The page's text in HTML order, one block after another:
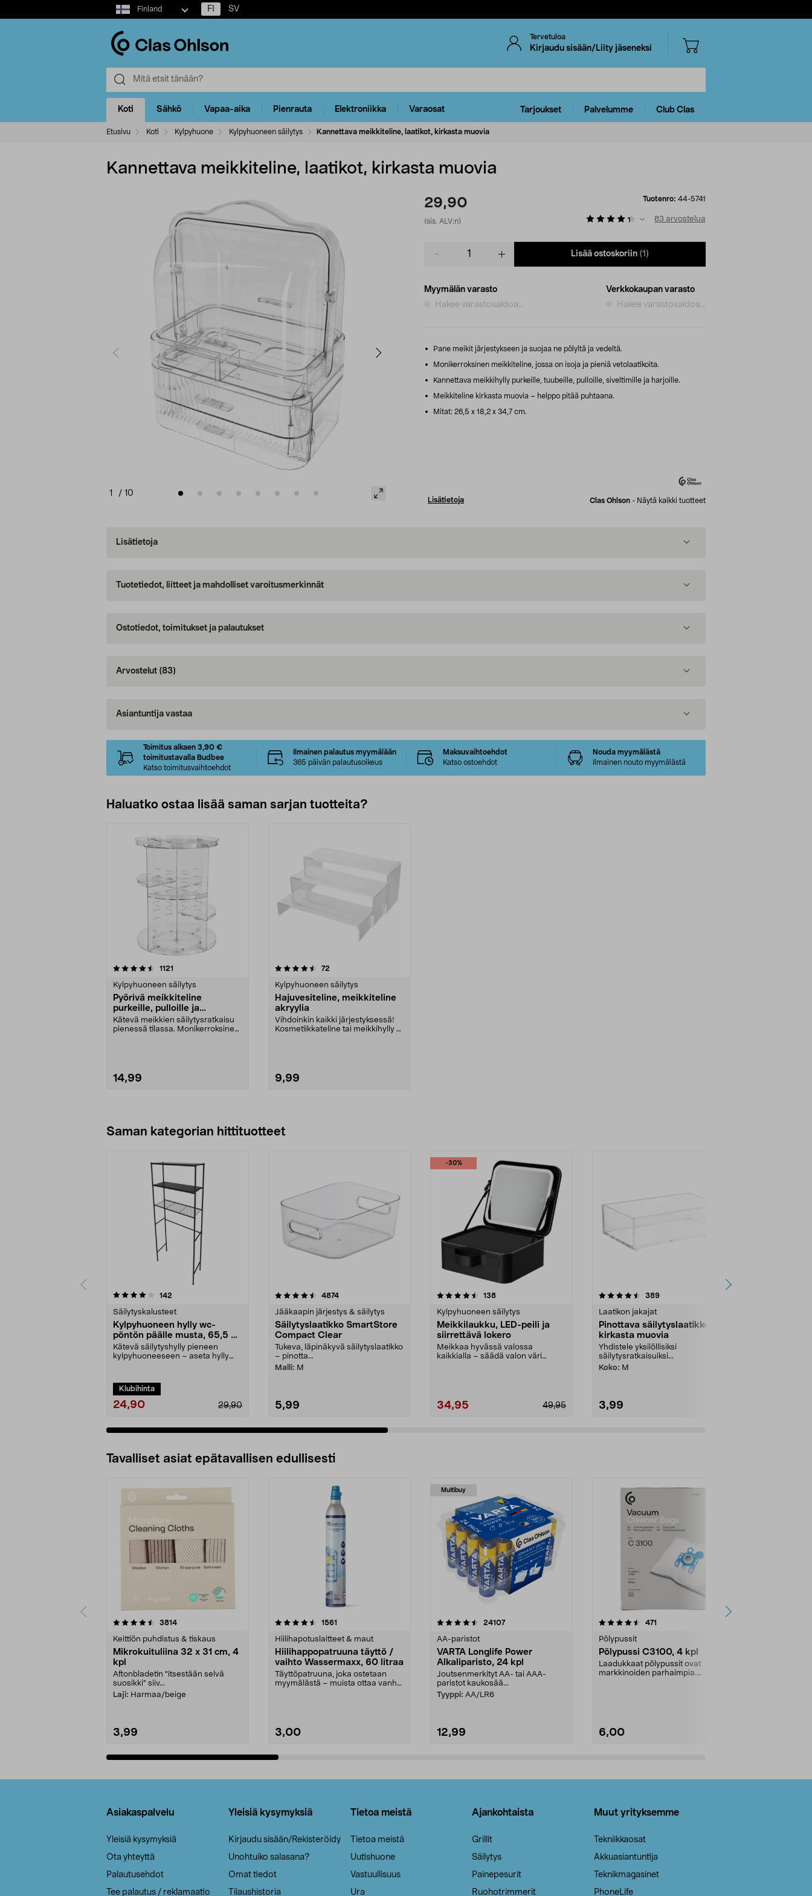
Select
market
Finland FI SV
Tervetuloa
Kirjaudu sisään/Liity jäseneksi
Koti Sähkö Vapaa-aika Pienrauta Elektroniikka Varaosat Tarjoukset Palvelumme Club Clas
Etusivu Koti Kylpyhuone Kylpyhuoneen säilytys Kannettava meikkiteline, laatikot, kirkasta muovia
Kannettava meikkiteline, laatikot, kirkasta muovia
1 / 10
29,90
(sis. ALV:n)
Tuotenro: 44-5741
83 arvostelua
Lisää ostoskoriin (1)
Myymälän varasto
Hakee varastosaldoa...
Verkkokaupan varasto
Hakee varastosaldoa...
Pane meikit järjestykseen ja suojaa ne pölyltä ja vedeltä.
Monikerroksinen meikkiteline, jossa on isoja ja pieniä vetolaatikoita.
Kannettava meikkihylly purkeille, tuubeille, pulloille, siveltimille ja harjoille.
Meikkiteline kirkasta muovia – helppo pitää puhtaana.
Mitat: 26,5 x 18,2 x 34,7 cm.
Lisätietoja Clas Ohlson - Näytä kaikki tuotteet
Lisätietoja
Tuotetiedot, liitteet ja mahdolliset varoitusmerkinnät
Ostotiedot, toimitukset ja palautukset
Arvostelut (83)
Asiantuntija vastaa
Toimitus alkaen 3,90 €
toimitustavalla Budbee
Katso toimitusvaihtoehdot
Ilmainen palautus myymälään
365 päivän palautusoikeus
Maksuvaihtoehdot
Katso ostoehdot
Nouda myymälästä
Ilmainen nouto myymälästä
Haluatko ostaa lisää saman sarjan tuotteita?
1121
Kylpyhuoneen säilytys
Pyörivä meikkiteline
purkeille, pulloille ja
siveltimille
Kätevä meikkien säilytysratkaisu
pienessä tilassa. Monikerroksinen
14,99
4.5viidestä
72
Kylpyhuoneen säilytys
Hajuvesiteline, meikkiteline
akryylia
Vihdoinkin kaikki järjestyksessä!
Kosmetiikkateline tai meikkihylly 3
9,99
Saman kategorian hittituotteet
142
Säilytyskalusteet
Kylpyhuoneen hylly wc-
pöntön päälle musta, 65,5 x
24 x 163 cm
Kätevä säilytyshylly pieneen
kylpyhuoneeseen – aseta hylly
Klubihinta
24,90 29,90
4.5 viidestä
4874arvostelut
Jääkaapin järjestys & säilytys
Säilytyslaatikko SmartStore
Compact Clear
Tukeva, läpinäkyvä säilytyslaatikko
– pinotta...
Malli: M
5,99
-30%
4.5 viidestä
138arvostelut
Kylpyhuoneen säilytys
Meikkilaukku, LED-peili ja
siirrettävä lokero
Meikkaa hyvässä valossa
kaikkialla – säädä valon väri
34,95 49,95
4.5 viidestä
389arvostelut
Laatikon jakajat
Pinottava säilytyslaatikko
kirkasta muovia
Yhdistele yksilöllisiksi
säilytysratkaisuiksi...
Koko: M
3,99
4.5 viidestä
Tavalliset asiat epätavallisen edullisesti
3814arvostelut
Keittiön puhdistus & tiskaus
Mikrokuituliina 32 x 31 cm, 4
kpl
Aftonbladetin "itsestään selvä
suosikki" siiv...
Laji: Harmaa/beige
3,99
4.5viidestä
1561
Hiilihapotuslaitteet & maut
Hiilihappopatruuna täyttö /
vaihto Wassermaxx, 60 litraa
Täyttöpatruuna, joka ostetaan
myymälästä – muista ottaa vanha
3,00
Multibuy
4.5viidestä
24107arvostelut
AA-paristot
VARTA Longlife Power
Alkaliparisto, 24 kpl
Joutsenmerkityt AA- tai AAA-
paristot kaukosää...
Tyyppi: AA/LR6
12,99
4.5viidestä
471
Pölypussit
Pölypussi C3100, 4 kpl
Laadukkaat pölypussit ovat
markkinoiden parhaimpia.
6,00
4.5viidestä
Asiakaspalvelu
Yleisiä kysymyksiä
Ota yhteyttä
Palautusehdot
Tee palautus / reklamaatio
Yleisiä kysymyksiä
Kirjaudu sisään/Rekisteröidy
Unohtuiko salasana?
Omat tiedot
Tilaushistoria
Tietoa meistä
Tietoa meistä
Uutishuone
Vastuullisuus
Ura
Ajankohtaista
Grillit
Säilytys
Painepesurit
Ruohotrimmerit
Muut yrityksemme
Tekniikkaosat
Akkuasiantuntija
Teknikmagasinet
PhoneLife